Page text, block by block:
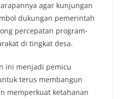
agar kunjungan
dukungan pemerintah
percepatan program-
di tingkat desa.
ini menjadi pemicu
terus membangun
memperkuat ketahanan